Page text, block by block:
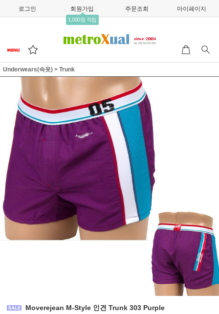
로그인 회원가입
1,000원 적립
주문조회 마이페이지
Underwears(속옷) > Trunk
Moverejean M-Style 인견 Trunk 303 Purple